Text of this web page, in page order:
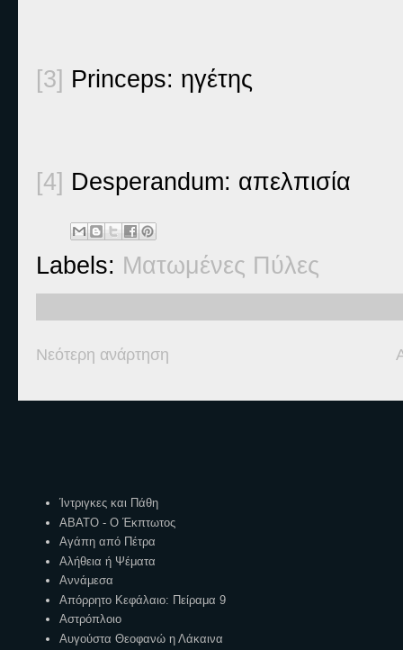
[3] Princeps: ηγέτης
[4] Desperandum: απελπισία
Labels: Ματωμένες Πύλες
Νεότερη ανάρτηση
Ίντριγκες και Πάθη
ΑΒΑΤΟ - Ο Έκπτωτος
Αγάπη από Πέτρα
Αλήθεια ή Ψέματα
Αννάμεσα
Απόρρητο Κεφάλαιο: Πείραμα 9
Αστρόπλοιο
Αυγούστα Θεοφανώ η Λάκαινα